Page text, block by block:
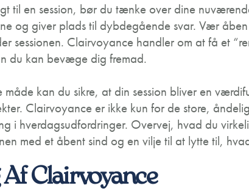
til en session, bør du tænke over dine
og giver plads til dybdegående svar. Vær
sessionen. Clairvoyance handler om at få et
du kan bevæge dig fremad.
kan du sikre, at din session bliver en
Clairvoyance er ikke kun for de store,
i hverdagsudfordringer. Overvej, hvad du
med et åbent sind og en vilje til at lytte til,
Clairvoyance